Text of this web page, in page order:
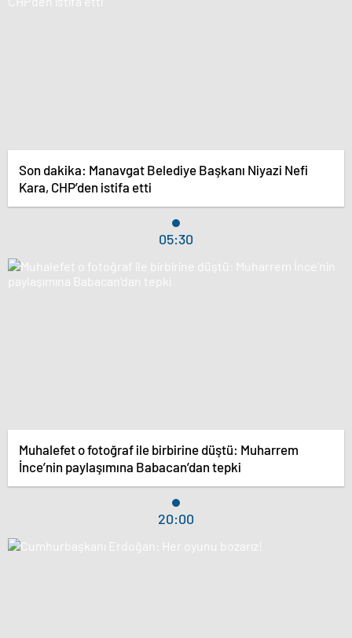
Son dakika: Manavgat Belediye Başkanı Niyazi Nefi
Kara, CHP’den istifa etti
05:30
Muhalefet o fotoğraf ile birbirine düştü: Muharrem
İnce’nin paylaşımına Babacan’dan tepki
20:00